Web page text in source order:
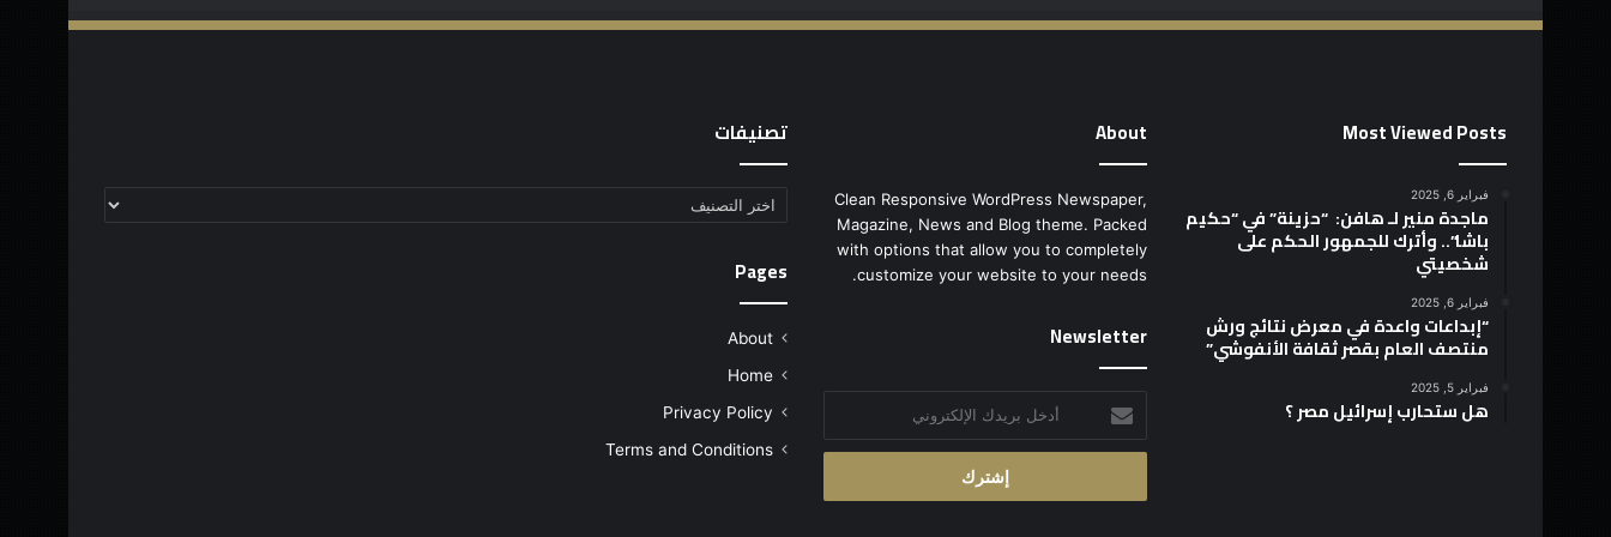
Most Viewed Posts
فبراير 6, 2025
ماجدة منير لـ هافن: “حزينة” في “حكيم
باشا”.. وأترك للجمهور الحكم على
شخصيتي
فبراير 6, 2025
“إبداعات واعدة في معرض نتائج ورش
منتصف العام بقصر ثقافة الأنفوشي”
فبراير 5, 2025
هل ستحارب إسرائيل مصر ؟
About
Clean Responsive WordPress Newspaper,
Magazine, News and Blog theme. Packed
with options that allow you to completely
customize your website to your needs.
Newsletter
بريدك
الإلكتروني
تصنيفات
تصنيفات
Pages
About
Home
Privacy Policy
Terms and Conditions